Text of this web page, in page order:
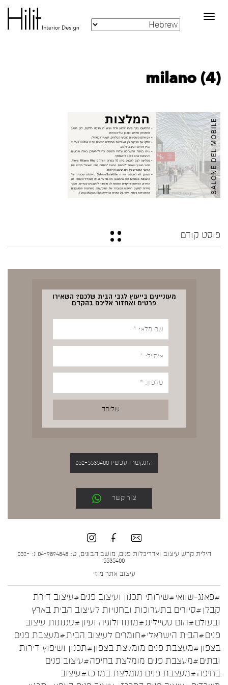
Toggle
navigation
milano (4)
פוסט קודם
מעוניינים בייעוץ לגבי הבית שלכם? השאירו
פרטים ואחזור אליכם בהקדם
התקשרו עכשיו 052-5535400
צור קשר
הילית קרש עיצוב ואדריכלות פנים, מושב הבונים, ט: 04-9894848 נ: 052-
5535400
עיצוב אתר מוזי
#פאנג-שוואי#שירותי תכנון ועיצוב פנים#עיצוב דירת
קבלן #סיורים בתערוכות ובחנויות לעיצוב הבית בארץ
ובעולם#הום סטיילינג#מתודולוגיה ועיון #סגנונות עיצוב
פנים#הבית הישראלי#חומרים לעיצוב הבית#מעצבת פנים
בצפון #מעצבת פנים מומלצת בצפון#תכנון ושיפוץ דירות
ובתים#מעצבת פנים מומלצת בחיפה#עיצוב פנים
בחיפה#מעצבת פנים מומלצת במרכז#עיצוב